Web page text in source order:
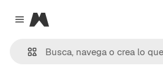
Close menu
Magnific